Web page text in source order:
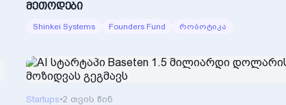
მეთოდები
Shinkei Systems Founders Fund რობოტიკა
Startups•2 თვის წინ